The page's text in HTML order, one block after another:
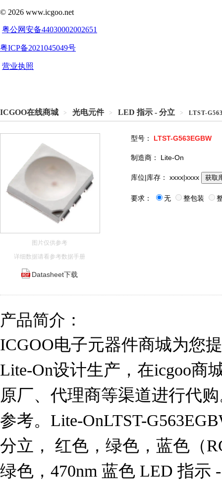
ICGOO在线商城 > 光电元件 > LED 指示 - 分立 > LTST-
图片仅供参考
详细数据请看参考数据手册
Datasheet下载
型号： LTST-G563EGBW
制造商： Lite-On
库位|库存： xxxx|xxxx 获取
要求： 无 整包装
产品简介：
ICGOO电子元器件商城为您
Lite-On设计生产，在icgoo商
原厂、代理商等渠道进行代
参考。Lite-OnLTST-
分立， 红色，绿色，蓝色（
绿色，470nm 蓝色 LED 指示